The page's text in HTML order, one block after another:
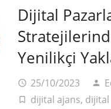
Dijital
Yenilikçi
access_time 25/10/2023 person
turned_in_not dijital ajans, dijital